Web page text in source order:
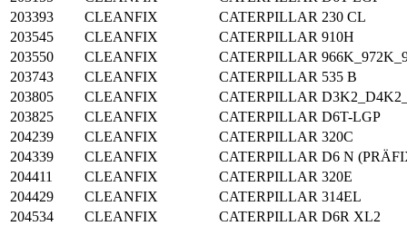
203393
CLEANFIX CATERPILLAR 230 CL
203545
CLEANFIX CATERPILLAR 910H
203550
CLEANFIX CATERPILLAR
203743
CLEANFIX CATERPILLAR 535 B
203805
CLEANFIX CATERPILLAR
203825
CLEANFIX CATERPILLAR D6T-LGP
204239
CLEANFIX CATERPILLAR 320C
204339
CLEANFIX CATERPILLAR D6 N
204411
CLEANFIX CATERPILLAR 320E
204429
CLEANFIX CATERPILLAR 314EL
204534
CLEANFIX CATERPILLAR D6R XL2